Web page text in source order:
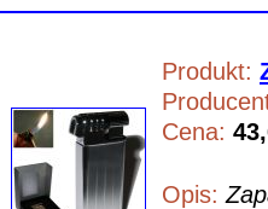
Produkt:
Cena:
Opis: